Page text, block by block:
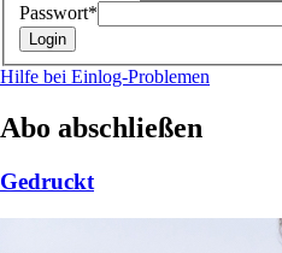
Passwort*
Hilfe bei Einlog-Problemen
Abo abschließen
Gedruckt